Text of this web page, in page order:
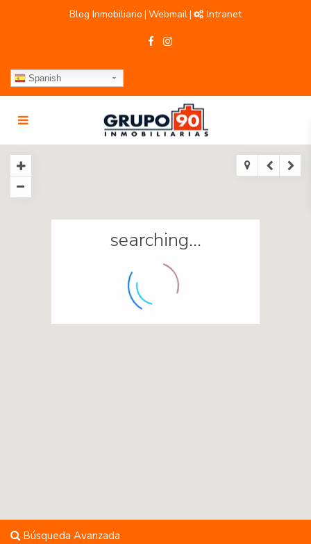
Blog Inmobiliario | Webmail| Intranet
Spanish
searching...
Búsqueda Avanzada